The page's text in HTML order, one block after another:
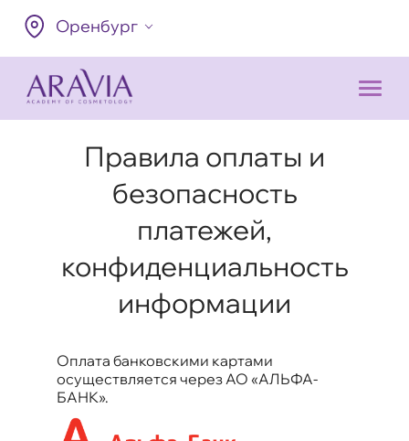
Оренбург
Правила оплаты и
безопасность
платежей,
конфиденциальность
информации
Оплата банковскими картами
осуществляется через АО «АЛЬФА-
БАНК».